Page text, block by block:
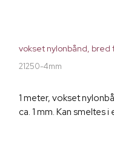
vokset nylonbånd, bred
21250-4mm
1 meter, vokset
ca. 1 mm. Kan smeltes i